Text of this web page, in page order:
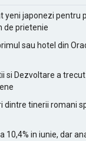
yeni japonezi pentru
de prietenie
sau hotel din
si Dezvoltare a
dintre tinerii romani
10,4% in iunie, dar